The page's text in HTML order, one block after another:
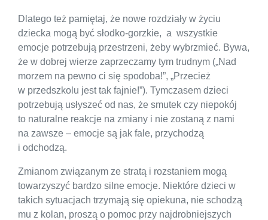
Dlatego też pamiętaj, że nowe rozdziały w życiu
dziecka mogą być słodko-gorzkie, a wszystkie
emocje potrzebują przestrzeni, żeby wybrzmieć. Bywa,
że w dobrej wierze zaprzeczamy tym trudnym („Nad
morzem na pewno ci się spodoba!”, „Przecież
w przedszkolu jest tak fajnie!”). Tymczasem dzieci
potrzebują usłyszeć od nas, że smutek czy niepokój
to naturalne reakcje na zmiany i nie zostaną z nami
na zawsze – emocje są jak fale, przychodzą
i odchodzą.
Zmianom związanym ze stratą i rozstaniem mogą
towarzyszyć bardzo silne emocje. Niektóre dzieci w
takich sytuacjach trzymają się opiekuna, nie schodzą
mu z kolan, proszą o pomoc przy najdrobniejszych